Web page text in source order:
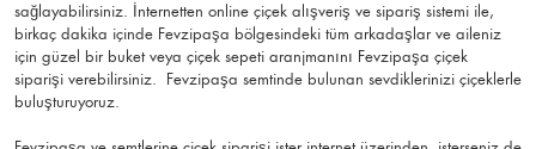
sağlayabilirsiniz. İnternetten online çiçek alışveriş ve sipariş sistemi ile,
birkaç dakika içinde Fevzipaşa bölgesindeki tüm arkadaşlar ve aileniz
için güzel bir buket veya çiçek sepeti aranjmanını Fevzipaşa çiçek
siparişi verebilirsiniz. Fevzipaşa semtinde bulunan sevdiklerinizi çiçeklerle
buluşturuyoruz.